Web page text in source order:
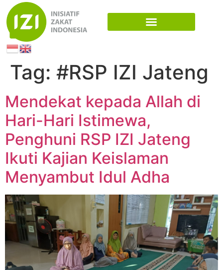
Tag: #RSP IZI Jateng
Mendekat kepada Allah di
Hari-Hari Istimewa,
Penghuni RSP IZI Jateng
Ikuti Kajian Keislaman
Menyambut Idul Adha